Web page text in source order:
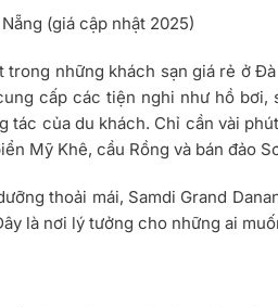
trong những khách sạn giá rẻ ở
cấp các tiện nghi như hồ bơi,
tác của du khách. Chỉ cần vài
Mỹ Khê, cầu Rồng và bán đảo
thoải mái, Samdi Grand
là nơi lý tưởng cho những ai